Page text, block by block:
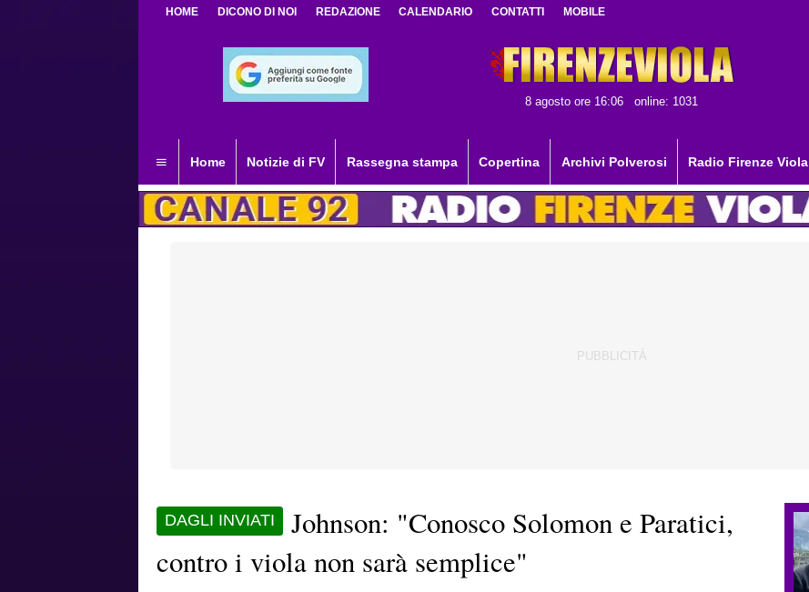
HOME DICONO DI NOI REDAZIONE CALENDARIO CONTATTI MOBILE
8 agosto ore 16:06 online: 1031
Home Notizie di FV Rassegna stampa Copertina Archivi Polverosi Radio Firenze Viola
DAGLI INVIATI
Johnson: "Conosco Solomon e Paratici,
contro i viola non sarà semplice"